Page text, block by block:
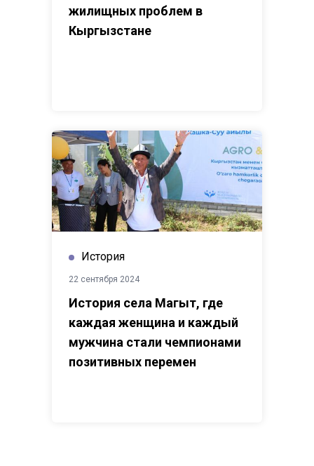
жилищных проблем в
Кыргызстане
История
22 сентября 2024
История села Маңгыт, где
каждая женщина и каждый
мужчина стали чемпионами
позитивных перемен